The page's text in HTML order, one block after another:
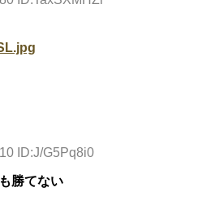
ID:J/G5Pq8i0
勝てない